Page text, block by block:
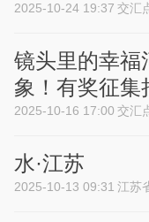
2025-10-24 19:37 交汇
镜头里的幸福
象！有奖征集
2025-10-16 17:00 交汇
水·江苏
2025-10-13 09:31 江苏